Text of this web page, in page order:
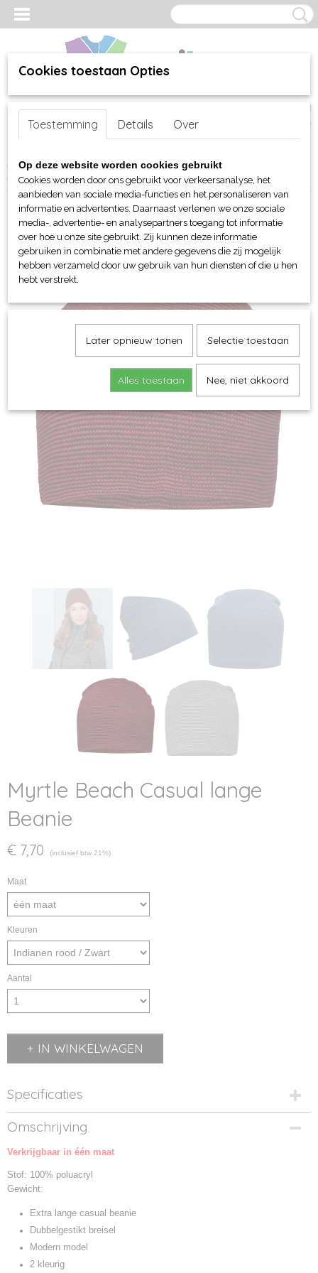
Inloggen Registreren
(0)
Home >webshop>Per merk >Myrtle Beach hoofd-handen
Mutsen en Beanies> Myrtle Beach Casual lange Beanie
Myrtle Beach Casual lange
Beanie
€ 7,70 (inclusief btw 21%)
Maat
Kleuren
Aantal
IN WINKELWAGEN
Specificaties
Productcode
MB7118-01
Productcode leverancier
Omschrijving
Verkrijgbaar in één maat
Stof: 100% poluacryl
Gewicht:
Extra lange casual beanie
Dubbelgestikt breisel
Modern model
2 kleurig
Cookies toestaan Opties
Toestemming Details Over
Op deze website worden cookies gebruikt
Cookies worden door ons gebruikt voor verkeersanalyse, het
aanbieden van sociale media-functies en het personaliseren van
informatie en advertenties. Daarnaast verlenen we onze sociale
media-, advertentie- en analysepartners toegang tot informatie
over hoe u onze site gebruikt. Zij kunnen deze informatie
gebruiken in combinatie met andere gegevens die zij mogelijk
hebben verzameld door uw gebruik van hun diensten of die u hen
hebt verstrekt.
Later opnieuw tonen Selectie toestaan
Alles toestaan Nee, niet akkoord